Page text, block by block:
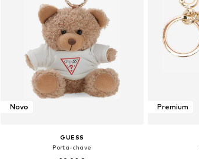
Novo
GUESS
Porta-chave
Premium